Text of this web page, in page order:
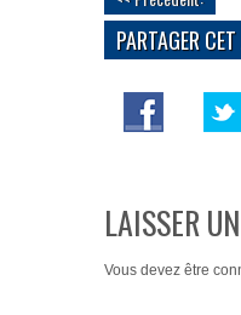
PARTAGER
LAISSER
Vous devez être